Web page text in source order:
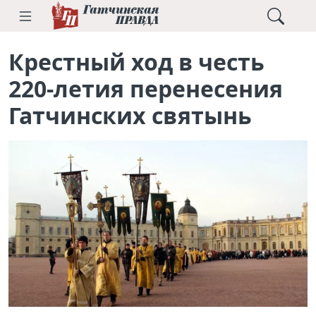
Крестный ход в честь
220-летия перенесения
Гатчинских святынь